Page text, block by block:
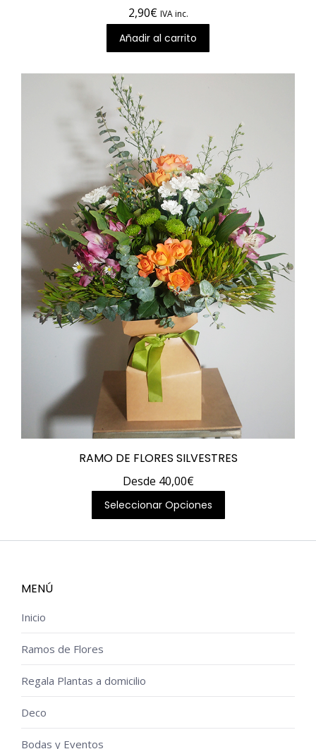
2,90€ IVA inc.
Añadir al carrito
RAMO DE FLORES SILVESTRES
Desde 40,00€
Seleccionar Opciones
producto
tiene
se
en
MENÚ
Inicio
Ramos de Flores
Regala Plantas a domicilio
Deco
Bodas y Eventos